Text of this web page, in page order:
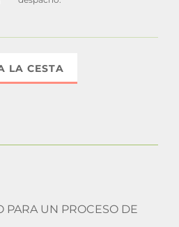
LA CESTA
PARA UN PROCESO DE